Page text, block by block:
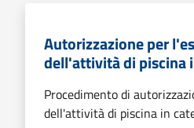
Autorizzazione per
dell'attività di piscina
Procedimento di
dell'attività di piscina in